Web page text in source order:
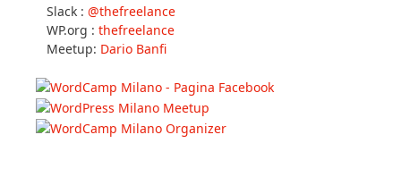
Slack : @thefreelance
WP.org : thefreelance
Meetup: Dario Banfi